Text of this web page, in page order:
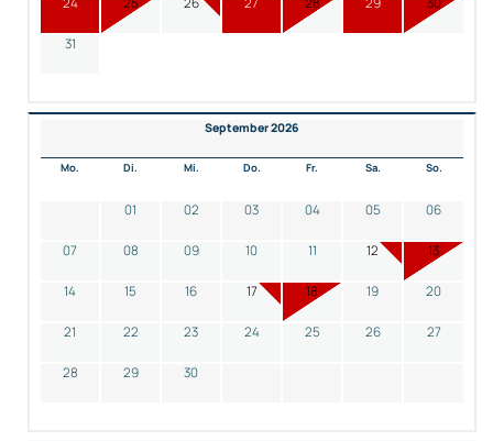
31
September 2026
Mo. Di. Mi. Do. Fr. Sa. So.
01 02 03 04 05 06
07 08 09 10 11 12 13
14 15 16 17 18 19 20
21 22 23 24 25 26 27
28 29 30